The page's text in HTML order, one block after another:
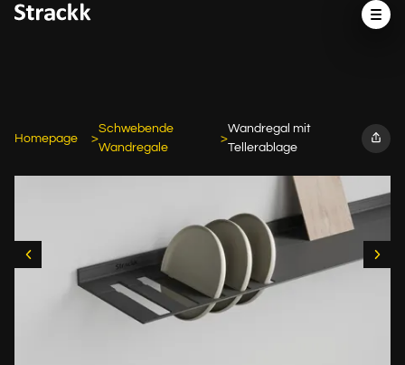
Homepage
Schwebende
Wandregale
Wandregal mit
Tellerablage